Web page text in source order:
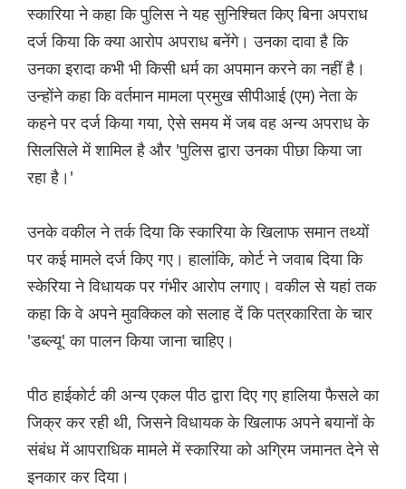
स्कारिया ने कहा कि पुलिस ने यह सुनिश्चित किए बिना अपराध
दर्ज किया कि क्या आरोप अपराध बनेंगे। उनका दावा है कि
उनका इरादा कभी भी किसी धर्म का अपमान करने का नहीं है।
उन्होंने कहा कि वर्तमान मामला प्रमुख सीपीआई (एम) नेता के
कहने पर दर्ज किया गया, ऐसे समय में जब वह अन्य अपराध के
सिलसिले में शामिल है और 'पुलिस द्वारा उनका पीछा किया जा
रहा है।'
उनके वकील ने तर्क दिया कि स्कारिया के खिलाफ समान तथ्यों
पर कई मामले दर्ज किए गए। हालांकि, कोर्ट ने जवाब दिया कि
स्केरिया ने विधायक पर गंभीर आरोप लगाए। वकील से यहां तक
कहा कि वे अपने मुवक्किल को सलाह दें कि पत्रकारिता के चार
'डब्ल्यू' का पालन किया जाना चाहिए।
पीठ हाईकोर्ट की अन्य एकल पीठ द्वारा दिए गए हालिया फैसले का
जिक्र कर रही थी, जिसने विधायक के खिलाफ अपने बयानों के
संबंध में आपराधिक मामले में स्कारिया को अग्रिम जमानत देने से
इनकार कर दिया।